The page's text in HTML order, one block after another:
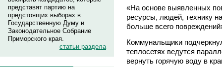
представят партию на
предстоящих выборах в
Государственную Думу и
Законодательное Собрание
Приморского края.
статьи раздела
«На основе выявленных
ресурсы, людей, технику
больше всего
Коммунальщики
теплосетях ведутся
вернуть горячую воду в